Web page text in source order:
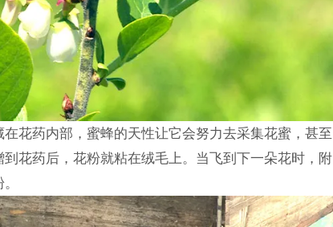
花药内部，蜜蜂的天性让它会努力去采集花蜜，甚至
花药后，花粉就粘在绒毛上。当飞到下一朵花时，附